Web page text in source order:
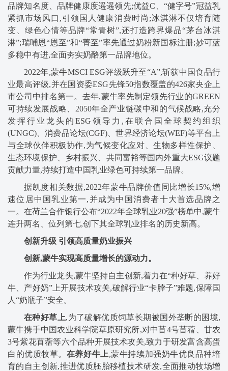
品牌知名度、品牌健康度遥遥领先;优益C、“健字号”冠益乳
紧抓市场风口,引领国人健康消费时尚;冰淇淋不仅培育随
变、绿色心情等品牌“常青树”,还打造跨界爆品“茅台冰淇
淋”;瑞哺恩“恩至”和“菁至”率先通过奶粉新国标注册;妙可蓝
多稳中有进,全面夯实奶酪第一品牌地位。
2022年,蒙牛MSCI ESG评级跃升至“A”,斩获中国食品行
业最高评级,并在国资委ESG先锋50指数覆盖的426家央企上
市公司中排名第一。去年,蒙牛率先制定领先行业的GREEN
可持续发展战略、2050年全产业链碳中和的气候战略,充分
发挥行业龙头的ESG领导力,在联合国全球契约组织
(UNGC)、消费品论坛(CGF)、世界经济论坛(WEF)等平台上
与全球伙伴积极协作,为气候变化应对、生物多样性保护、
生态环境保护、乡村振兴、共同富裕等国内外重大ESG议题
贡献力量,持续打造中国乳业绿色可持续第一品牌。
据凯度相关数据,2022年蒙牛品牌价值同比增长15%,增
速位居中国乳业第一,并成为中国消费者十大首选品牌之
一。在荷兰合作银行公布“2022年全球乳业20强”榜单中,蒙牛
连升两名、位列第七,创下其全球乳业排名的历史新高。
创新升级 引领高质量奶业振兴
创新,蒙牛实现高质量增长的源动力。
作为行业龙头,蒙牛坚持自主创新,着力在“种好草、养好
牛、产好奶”上开展技术攻关,破解行业“卡脖子”难题,保障国
人“奶瓶子”安全。
在种好草上,为了破解优质饲草长期被国外垄断的困境,
蒙牛携手中国农业科学院草原研究所,对中苜4号苜蓿、甘农
3号紫花苜蓿等六个品种开展技术攻关,致力于研发富含高蛋
白的优质牧草。 在养好牛上,蒙牛持续加强奶牛优良品种培
育的自主创新,推进优质胚胎移植技术研发,全面推动牧场增